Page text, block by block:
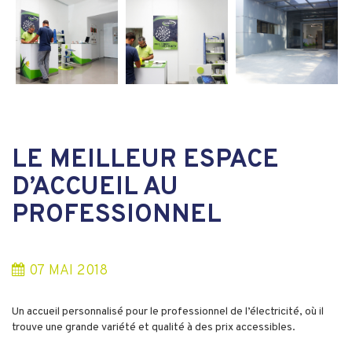
LE MEILLEUR ESPACE
D’ACCUEIL AU
PROFESSIONNEL
07 MAI 2018
Un accueil personnalisé pour le professionnel de l’électricité, où il
trouve une grande variété et qualité à des prix accessibles.